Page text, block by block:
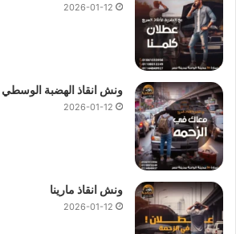
2026-01-12
ونش انقاذ الهضبة الوسطي
2026-01-12
ونش انقاذ مارينا
2026-01-12